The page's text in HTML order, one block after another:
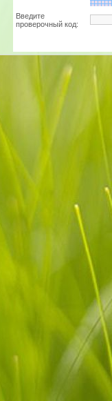
Введите
проверочный код: